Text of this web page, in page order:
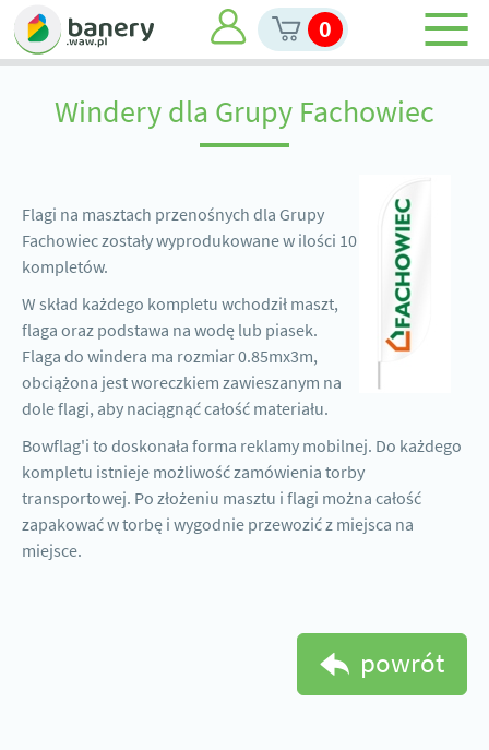
0
Windery dla Grupy Fachowiec
Flagi na masztach przenośnych dla Grupy
Fachowiec zostały wyprodukowane w ilości 10
kompletów.
W skład każdego kompletu wchodził maszt,
flaga oraz podstawa na wodę lub piasek.
Flaga do windera ma rozmiar 0.85mx3m,
obciążona jest woreczkiem zawieszanym na
dole flagi, aby naciągnąć całość materiału.
Bowflag'i to doskonała forma reklamy mobilnej. Do każdego
kompletu istnieje możliwość zamówienia torby
transportowej. Po złożeniu masztu i flagi można całość
zapakować w torbę i wygodnie przewozić z miejsca na
miejsce.
powrót